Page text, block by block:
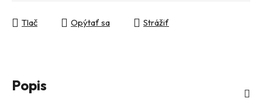
Tlač Opýtať sa Strážiť
Popis